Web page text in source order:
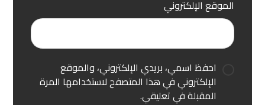
الموقع الإلكتروني
احفظ اسمي، بريدي الإلكتروني، والموقع
الإلكتروني في هذا المتصفح لاستخدامها المرة
المقبلة في تعليقي.